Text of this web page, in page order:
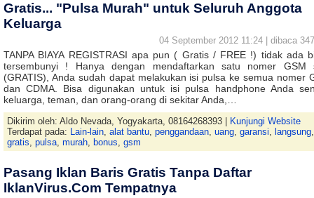
Gratis... "Pulsa Murah" untuk Seluruh Anggota
Keluarga
04 September 2012 11:24 | dibaca
TANPA BIAYA REGISTRASI apa pun ( Gratis / FREE !) tidak ada
tersembunyi ! Hanya dengan mendaftarkan satu nomer GSM
(GRATIS), Anda sudah dapat melakukan isi pulsa ke semua nomer
dan CDMA. Bisa digunakan untuk isi pulsa handphone Anda
keluarga, teman, dan orang-orang di sekitar Anda,…
Dikirim oleh: Aldo Nevada, Yogyakarta, 08164268393 |
Kunjungi Website
Terdapat pada: Lain-lain, alat bantu, penggandaan, uang, garansi, langsung,
gratis, pulsa, murah, bonus, gsm
Pasang Iklan Baris Gratis Tanpa Daftar
IklanVirus.Com Tempatnya